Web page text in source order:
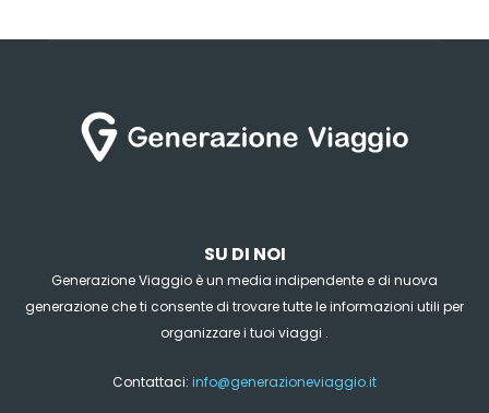
SU DI NOI
Generazione Viaggio è un media indipendente e di nuova
generazione che ti consente di trovare tutte le informazioni utili per
organizzare i tuoi viaggi .
Contattaci: info@generazioneviaggio.it